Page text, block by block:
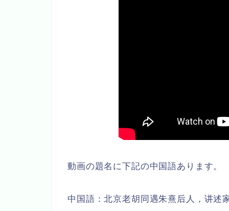
動画の題名に下記の中国語あります。
中国語：北京老胡同遇朱熹后人，讲述